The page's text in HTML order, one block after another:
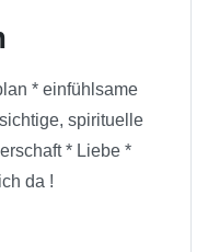
* einfühlsame
spirituelle
* Liebe *
da !